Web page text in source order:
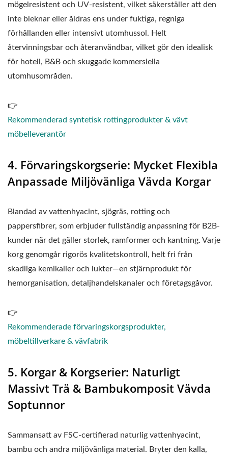
mögelresistent och UV-resistent, vilket säkerställer att den
inte bleknar eller åldras ens under fuktiga, regniga
förhållanden eller intensivt utomhussol. Helt
återvinningsbar och återanvändbar, vilket gör den idealisk
för hotell, B&B och skuggade kommersiella
utomhusområden.
👉
Rekommenderad syntetisk rottingprodukter & vävt
möbelleverantör
4. Förvaringskorgserie: Mycket Flexibla
Anpassade Miljövänliga Vävda Korgar
Blandad av vattenhyacint, sjögräs, rotting och
pappersfibrer, som erbjuder fullständig anpassning för B2B-
kunder när det gäller storlek, ramformer och kantning. Varje
korg genomgår rigorös kvalitetskontroll, helt fri från
skadliga kemikalier och lukter—en stjärnprodukt för
hemorganisation, detaljhandelskanaler och företagsgåvor.
👉
Rekommenderade förvaringskorgsprodukter,
möbeltillverkare & vävfabrik
5. Korgar & Korgserier: Naturligt
Massivt Trä & Bambukomposit Vävda
Soptunnor
Sammansatt av FSC-certifierad naturlig vattenhyacint,
bambu och andra miljövänliga material. Bryter den kalla,